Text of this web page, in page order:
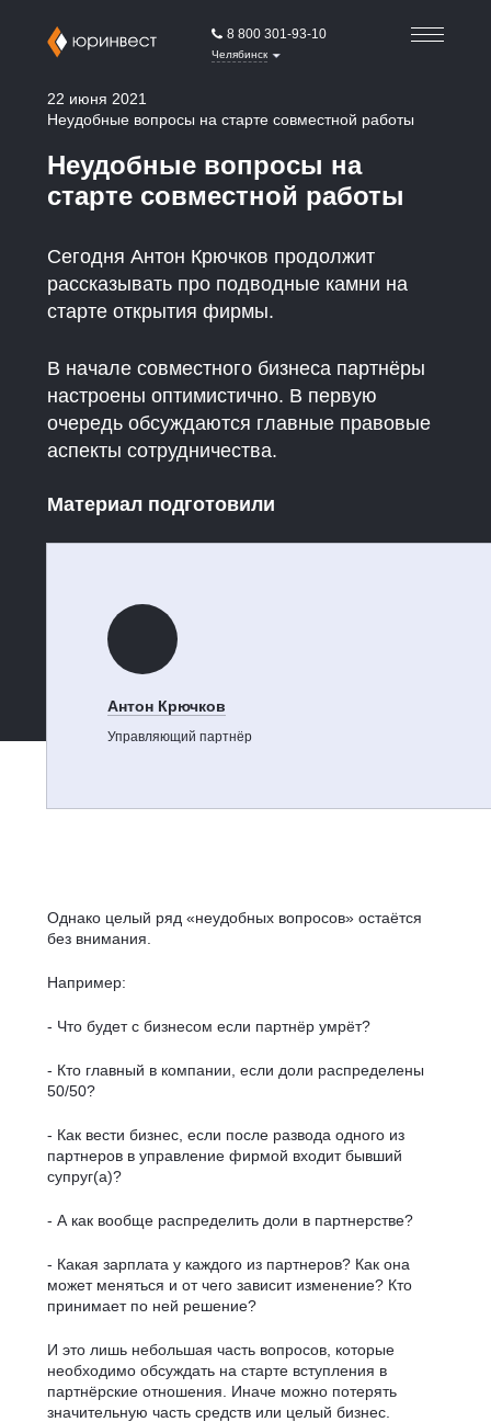
8 800 301-93-10
Челябинск
22 июня 2021
Неудобные вопросы на старте совместной работы
Неудобные вопросы на
старте совместной работы
Сегодня Антон Крючков продолжит
рассказывать про подводные камни на
старте открытия фирмы.
В начале совместного бизнеса партнёры
настроены оптимистично. В первую
очередь обсуждаются главные правовые
аспекты сотрудничества.
Материал подготовили
Антон Крючков
Управляющий партнёр
Однако целый ряд «неудобных вопросов» остаётся
без внимания.
Например:
- Что будет с бизнесом если партнёр умрёт?
- Кто главный в компании, если доли распределены
50/50?
- Как вести бизнес, если после развода одного из
партнеров в управление фирмой входит бывший
супруг(а)?
- А как вообще распределить доли в партнерстве?
- Какая зарплата у каждого из партнеров? Как она
может меняться и от чего зависит изменение? Кто
принимает по ней решение?
И это лишь небольшая часть вопросов, которые
необходимо обсуждать на старте вступления в
партнёрские отношения. Иначе можно потерять
значительную часть средств или целый бизнес.